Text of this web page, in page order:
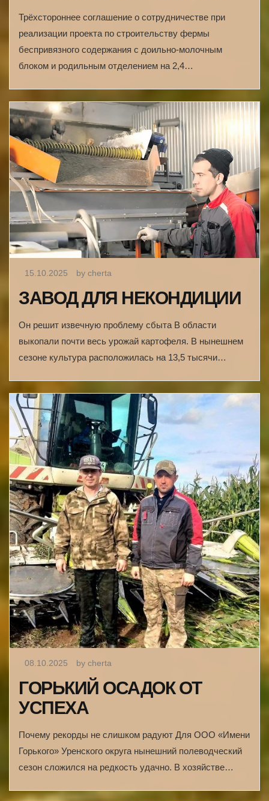
Трёхстороннее соглашение о сотрудничестве при
реализации проекта по строительству фермы
беспривязного содержания с доильно-молочным
блоком и родильным отделением на 2,4…
15.10.2025 by cherta
ЗАВОД ДЛЯ НЕКОНДИЦИИ
Он решит извечную проблему сбыта В области
выкопали почти весь урожай картофеля. В нынешнем
сезоне культура расположилась на 13,5 тысячи…
08.10.2025 by cherta
ГОРЬКИЙ ОСАДОК ОТ
УСПЕХА
Почему рекорды не слишком радуют Для ООО «Имени
Горького» Уренского округа нынешний полеводческий
сезон сложился на редкость удачно. В хозяйстве…